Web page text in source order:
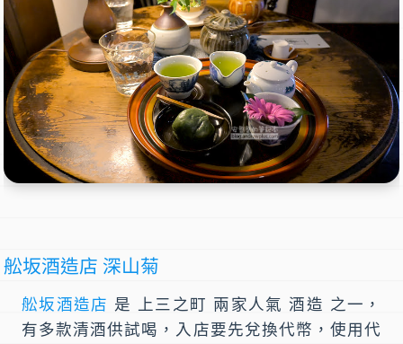
舩坂酒造店 深山菊
舩坂酒造店 是 上三之町 兩家人氣 酒造 之一，
有多款清酒供試喝，入店要先兌換代幣，使用代